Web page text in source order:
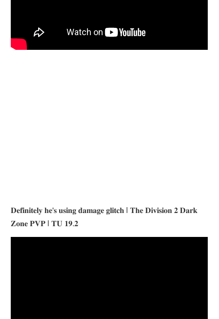
𝐃𝐞𝐟𝐢𝐧𝐢𝐭𝐞𝐥𝐲 𝐡𝐞'𝐬 𝐮𝐬𝐢𝐧𝐠 𝐝𝐚𝐦𝐚𝐠𝐞 𝐠𝐥𝐢𝐭𝐜𝐡 l 𝐓𝐡𝐞 𝐃𝐢𝐯𝐢𝐬𝐢𝐨𝐧 𝟐 𝐃𝐚𝐫𝐤
𝐙𝐨𝐧𝐞 𝐏𝐕𝐏 l 𝐓𝐔 𝟏𝟗.𝟐